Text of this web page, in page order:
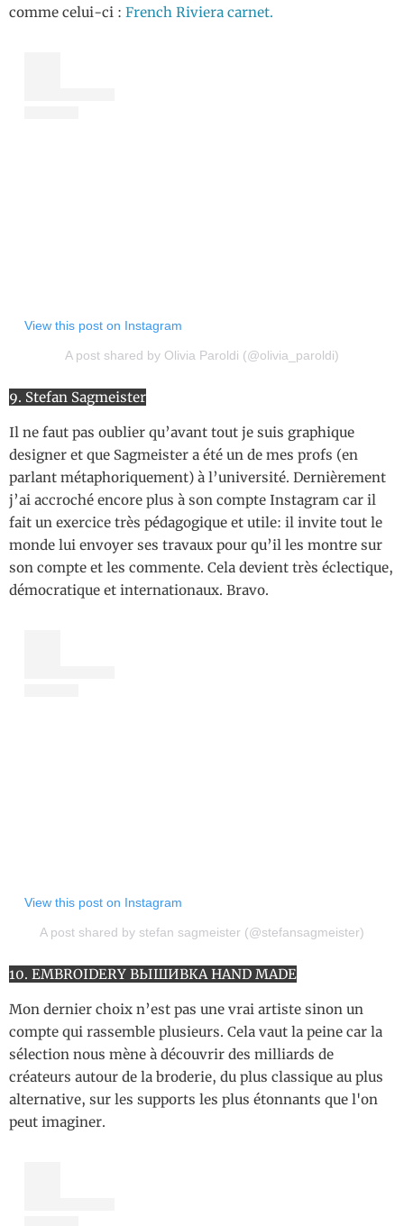
comme celui-ci : French Riviera carnet.
View this post on Instagram
A post shared by Olivia Paroldi (@olivia_paroldi)
9. Stefan Sagmeister
Il ne faut pas oublier qu’avant tout je suis graphique
designer et que Sagmeister a été un de mes profs (en
parlant métaphoriquement) à l’université. Dernièrement
j’ai accroché encore plus à son compte Instagram car il
fait un exercice très pédagogique et utile: il invite tout le
monde lui envoyer ses travaux pour qu’il les montre sur
son compte et les commente. Cela devient très éclectique,
démocratique et internationaux. Bravo.
View this post on Instagram
A post shared by stefan sagmeister (@stefansagmeister)
10. EMBROIDERY ВЫШИВКА HAND MADE
Mon dernier choix n’est pas une vrai artiste sinon un
compte qui rassemble plusieurs. Cela vaut la peine car la
sélection nous mène à découvrir des milliards de
créateurs autour de la broderie, du plus classique au plus
alternative, sur les supports les plus étonnants que l'on
peut imaginer.